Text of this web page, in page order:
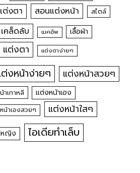
ต่งตา สอนแต่งหน้า สไตล์
เคล็ดลับ เมคอัพ เสื้อผ้า
แต่งตา แต่งตาง่ายๆ
งหน้าง่ายๆ แต่งหน้าสวยๆ
าเกาหลี แต่งหน้าเอง
น้าเองสวยๆ แต่งหน้าใสๆ
หญิง ไอเดียทำเล็บ